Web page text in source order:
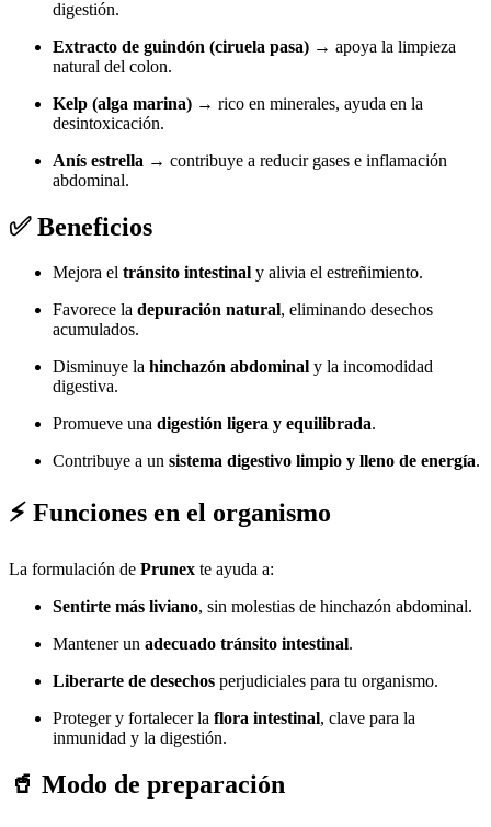
digestión.
Extracto de guindón (ciruela pasa) → apoya la limpieza
natural del colon.
Kelp (alga marina) → rico en minerales, ayuda en la
desintoxicación.
Anís estrella → contribuye a reducir gases e inflamación
abdominal.
✅Beneficios
Mejora el tránsito intestinal y alivia el estreñimiento.
Favorece la depuración natural, eliminando desechos
acumulados.
Disminuye la hinchazón abdominal y la incomodidad
digestiva.
Promueve una digestión ligera y equilibrada.
Contribuye a un sistema digestivo limpio y lleno de energía.
⚡ Funciones en el organismo
La formulación de Prunex te ayuda a:
Sentirte más liviano, sin molestias de hinchazón abdominal.
Mantener un adecuado tránsito intestinal.
Liberarte de desechos perjudiciales para tu organismo.
Proteger y fortalecer la flora intestinal, clave para la
inmunidad y la digestión.
🥤 Modo de preparación